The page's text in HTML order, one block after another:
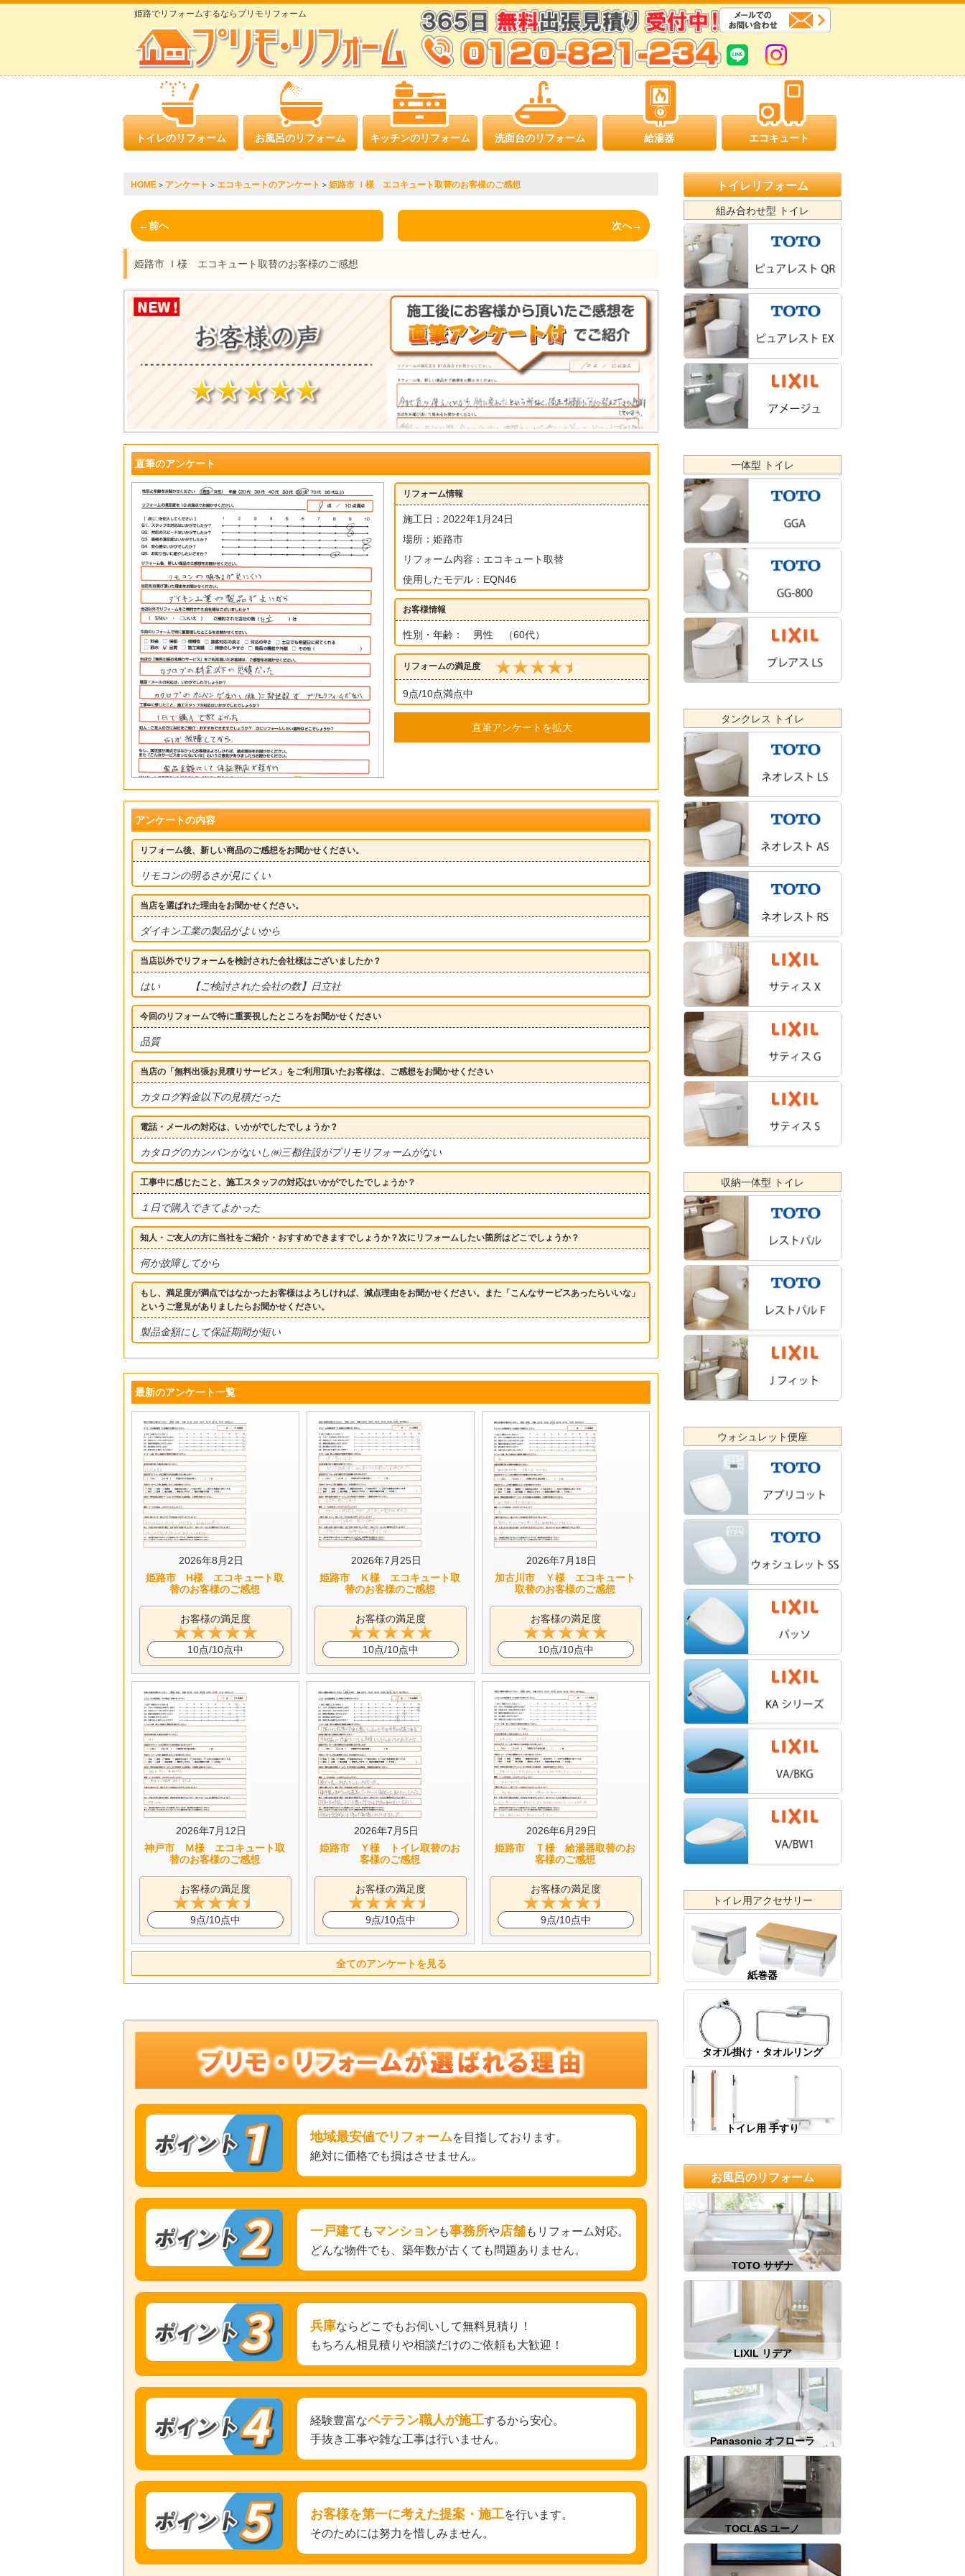
姫路でリフォームするならプリモリフォーム
トイレのリフォーム お風呂のリフォーム キッチンのリフォーム 洗面台のリフォーム 給湯器 エコキュート
HOME > アンケート > エコキュートのアンケート > 姫路市 Ｉ様 エコキュート取替のお客様のご感想
←前へ 次へ→
姫路市 Ｉ様 エコキュート取替のお客様のご感想
直筆のアンケート
リフォーム情報
施工日：2022年1月24日
場所：姫路市
リフォーム内容：エコキュート取替
使用したモデル：EQN46
お客様情報
性別・年齢： 男性 （60代）
リフォームの満足度
9点/10点満点中
直筆アンケートを拡大
アンケートの内容
リフォーム後、新しい商品のご感想をお聞かせください。
リモコンの明るさが見にくい
当店を選ばれた理由をお聞かせください。
ダイキン工業の製品がよいから
当店以外でリフォームを検討された会社様はございましたか？
はい 【ご検討された会社の数】日立社
今回のリフォームで特に重要視したところをお聞かせください
品質
当店の「無料出張お見積りサービス」をご利用頂いたお客様は、ご感想をお聞かせください
カタログ料金以下の見積だった
電話・メールの対応は、いかがでしたでしょうか？
カタログのカンバンがないし㈱三都住設がプリモリフォームがない
工事中に感じたこと、施工スタッフの対応はいかがでしたでしょうか？
１日で購入できてよかった
知人・ご友人の方に当社をご紹介・おすすめできますでしょうか？次にリフォームしたい箇所はどこでしょうか？
何か故障してから
もし、満足度が満点ではなかったお客様はよろしければ、減点理由をお聞かせください。また「こんなサービスあったらいいな」
というご意見がありましたらお聞かせください。
製品金額にして保証期間が短い
最新のアンケート一覧
2026年8月2日
姫路市 H様 エコキュート取
替のお客様のご感想
お客様の満足度
10点/10点中
2026年7月25日
姫路市 Ｋ様 エコキュート取
替のお客様のご感想
お客様の満足度
10点/10点中
2026年7月18日
加古川市 Ｙ様 エコキュート
取替のお客様のご感想
お客様の満足度
10点/10点中
2026年7月12日
神戸市 Ｍ様 エコキュート取
替のお客様のご感想
お客様の満足度
9点/10点中
2026年7月5日
姫路市 Ｙ様 トイレ取替のお
客様のご感想
お客様の満足度
9点/10点中
2026年6月29日
姫路市 Ｔ様 給湯器取替のお
客様のご感想
お客様の満足度
9点/10点中
全てのアンケートを見る
地域最安値でリフォームを目指しております。
絶対に価格でも損はさせません。
一戸建て もマンションも事務所や店舗もリフォーム対応。
どんな物件でも、築年数が古くても問題ありません。
兵庫ならどこでもお伺いして無料見積り！
もちろん相見積りや相談だけのご依頼も大歓迎！
経験豊富なベテラン職人が施工するから安心。
手抜き工事や雑な工事は行いません。
お客様を第一に考えた提案・施工を行います。
そのためには努力を惜しみません。
トイレリフォーム
組み合わせ型 トイレ
一体型 トイレ
タンクレス トイレ
収納一体型 トイレ
ウォシュレット便座
トイレ用アクセサリー
紙巻器
タオル掛け・タオルリング
トイレ用 手すり
お風呂のリフォーム
TOTO サザナ
LIXIL リデア
Panasonic オフローラ
TOCLAS ユーノ